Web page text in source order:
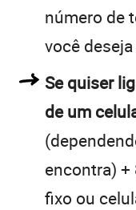
número de
você
Se quiser
de um
encontra)
fixo ou